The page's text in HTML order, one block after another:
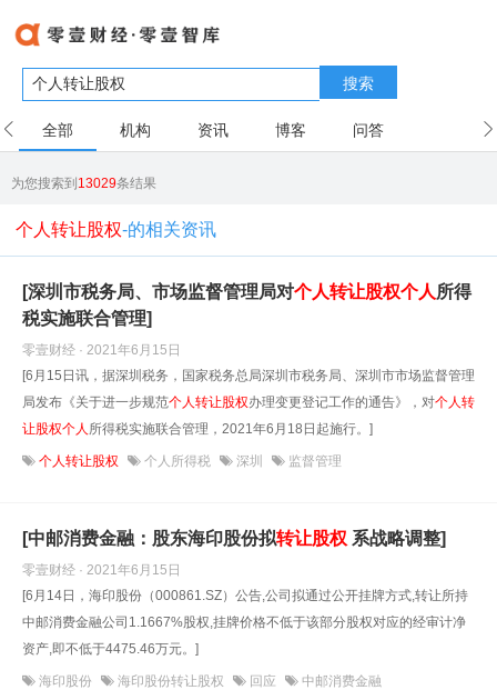
搜索
全部 机构 资讯 博客 问答
为您搜索到13029条结果
个人转让股权-的相关资讯
[深圳市税务局、市场监督管理局对个人转让股权个人 所得
税实施联合管理]
零壹财经 · 2021年6月15日
[6月15日讯，据深圳税务，国家税务总局深圳市税务局、深圳市市场监督管理
局发布《关于进一步规范个人转让股权办理变更登记工作的通告》，对个人转
让股权个人 所得税实施联合管理，2021年6月18日起施行。]
个人转让股权 个人所得税 深圳 监督管理
[中邮消费金融：股东海印股份拟转让股权 系战略调整]
零壹财经 · 2021年6月15日
[6月14日，海印股份（000861.SZ）公告,公司拟通过公开挂牌方式,转让所持
中邮消费金融公司1.1667%股权,挂牌价格不低于该部分股权对应的经审计净
资产,即不低于4475.46万元。]
海印股份 海印股份转让股权 回应 中邮消费金融